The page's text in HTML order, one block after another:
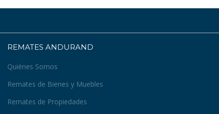
REMATES ANDURAND
Quiénes Somos
Remates de Bienes y Muebles
Remates de Propiedades